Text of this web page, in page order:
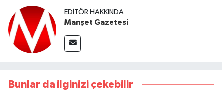
EDITÖR HAKKINDA
Manşet Gazetesi
Bunlar da ilginizi çekebilir